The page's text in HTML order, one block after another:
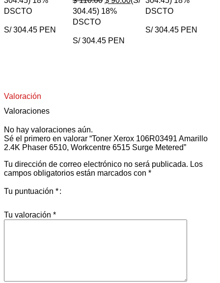
DSCTO
S/ 304.45 PEN
304.45) 18%
DSCTO
S/ 304.45 PEN
DSCTO
S/ 304.45 PEN
Valoración
Valoraciones
No hay valoraciones aún.
Sé el primero en valorar “Toner Xerox 106R03491 Amarillo
2.4K Phaser 6510, Workcentre 6515 Surge Metered”
Tu dirección de correo electrónico no será publicada. Los
campos obligatorios están marcados con *
Tu puntuación *
Tu valoración *